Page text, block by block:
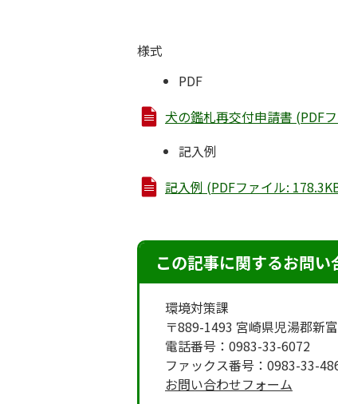
様式
PDF
犬の鑑札再交付申請書 (PDF
記入例
記入例 (PDFファイル:
この記事に関するお問い
環境対策課
〒889-1493 宮崎県児湯郡新
電話番号：0983-33-6072
ファックス番号：0983-33-
お問い合わせフォーム